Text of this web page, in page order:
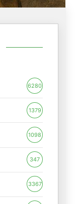
6280
1379
1098
347
3367